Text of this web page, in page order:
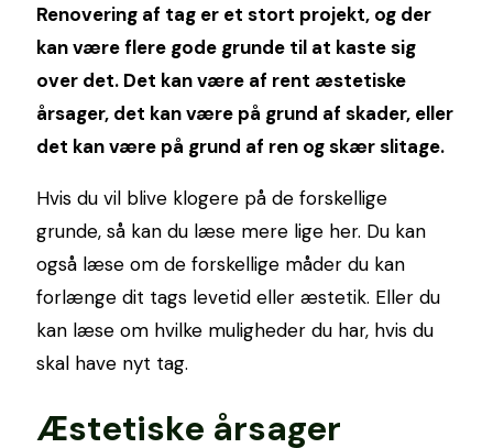
Renovering af tag er et stort projekt, og der
kan være flere gode grunde til at kaste sig
over det. Det kan være af rent æstetiske
årsager, det kan være på grund af skader, eller
det kan være på grund af ren og skær slitage.
Hvis du vil blive klogere på de forskellige
grunde, så kan du læse mere lige her. Du kan
også læse om de forskellige måder du kan
forlænge dit tags levetid eller æstetik. Eller du
kan læse om hvilke muligheder du har, hvis du
skal have nyt tag.
Æstetiske årsager